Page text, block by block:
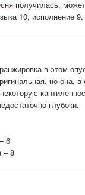
получилась,
10, исполнение
в этом
но она,
глубоки.
6
– 8